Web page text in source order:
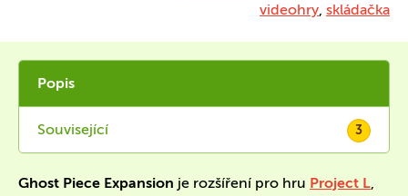
videohry, skládačka
Popis
Související 3
Ghost Piece Expansion je rozšíření pro hru Project L,